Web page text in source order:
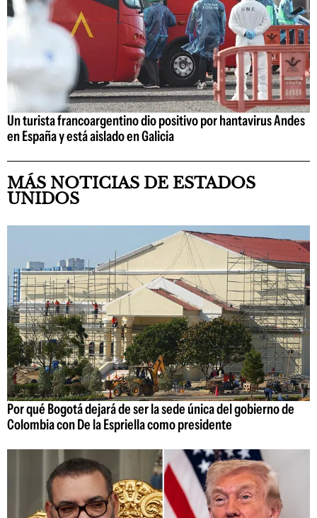
Un turista francoargentino dio positivo por hantavirus Andes
en España y está aislado en Galicia
MÁS NOTICIAS DE ESTADOS
UNIDOS
Por qué Bogotá dejará de ser la sede única del gobierno de
Colombia con De la Espriella como presidente